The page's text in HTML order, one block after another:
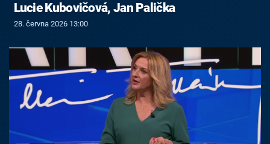
Lucie Kubovičová, Jan Palička
28. června 2026 13:00